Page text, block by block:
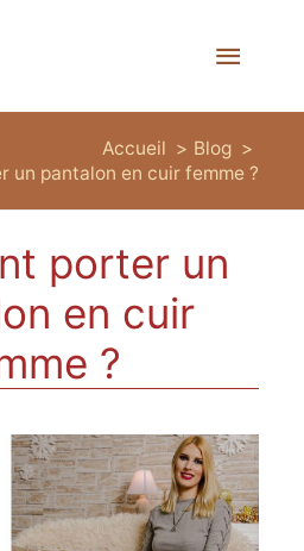
Menu
Accueil
Blog
un pantalon en cuir femme ?
porter un
en cuir
?